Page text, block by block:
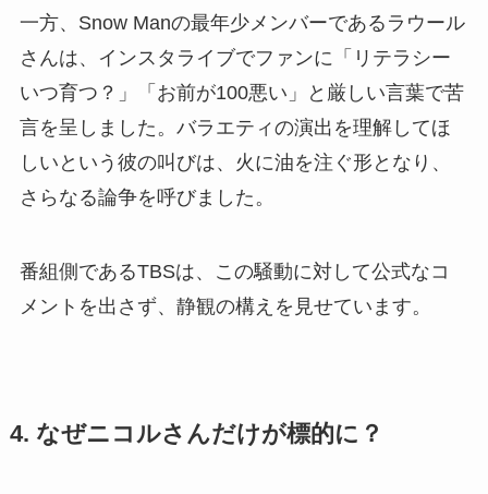
一方、Snow Manの最年少メンバーであるラウール
さんは、インスタライブでファンに「リテラシー
いつ育つ？」「お前が100悪い」と厳しい言葉で苦
言を呈しました。バラエティの演出を理解してほ
しいという彼の叫びは、火に油を注ぐ形となり、
さらなる論争を呼びました。
番組側であるTBSは、この騒動に対して公式なコ
メントを出さず、静観の構えを見せています。
4. なぜニコルさんだけが標的に？